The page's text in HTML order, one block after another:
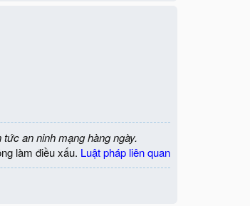
an ninh mạng hàng ngày.
làm điều xấu. Luật pháp liên quan